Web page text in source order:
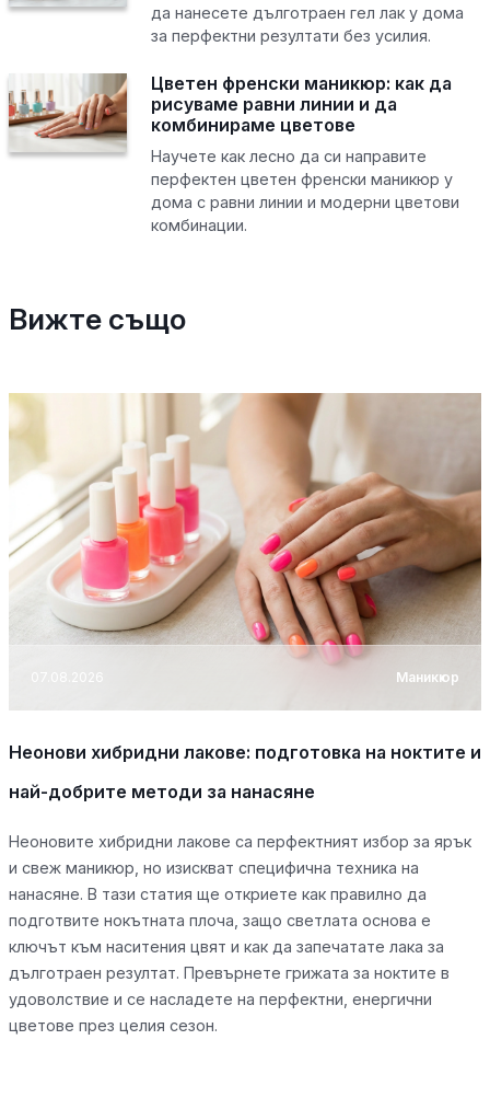
да нанесете дълготраен гел лак у дома
за перфектни резултати без усилия.
Цветен френски маникюр: как да
рисуваме равни линии и да
комбинираме цветове
Научете как лесно да си направите
перфектен цветен френски маникюр у
дома с равни линии и модерни цветови
комбинации.
Вижте също
07.08.2026 Маникюр
Неонови хибридни лакове: подготовка на ноктите и
най-добрите методи за нанасяне
Неоновите хибридни лакове са перфектният избор за ярък
и свеж маникюр, но изискват специфична техника на
нанасяне. В тази статия ще откриете как правилно да
подготвите нокътната плоча, защо светлата основа е
ключът към наситения цвят и как да запечатате лака за
дълготраен резултат. Превърнете грижата за ноктите в
удоволствие и се насладете на перфектни, енергични
цветове през целия сезон.